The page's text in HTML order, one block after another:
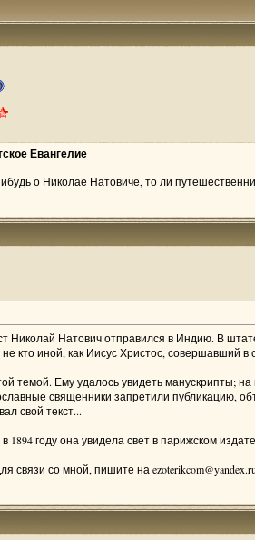
Евангелие
о Николае Натовиче, то ли
Николай Натович отправился в Индию. В
кто иной, как Иисус Христос, совершавший
темой. Ему удалось увидеть манускрипты;
священники запретили публикацию,
свой текст...
1894 году она увидела свет в парижском
связи со мной, пишите на ezoterikcom@yandex.ru